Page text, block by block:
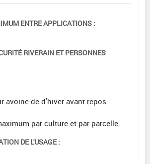
ENTRE APPLICATIONS :
RIVERAIN ET PERSONNES
avoine de d'hiver avant repos
par culture et par parcelle.
DE L'USAGE :